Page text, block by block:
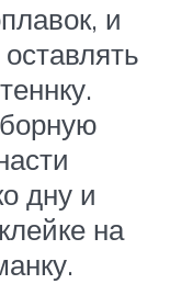
и
дну и
на